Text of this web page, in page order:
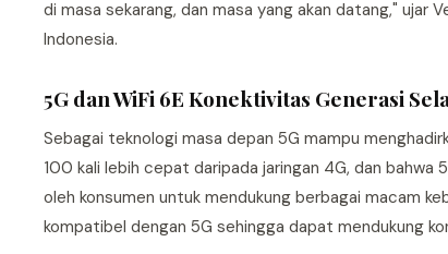
di masa sekarang, dan masa yang akan datang," ujar
Indonesia.
5G dan WiFi 6E Konektivitas Generasi
Sebagai teknologi masa depan 5G mampu
100 kali lebih cepat daripada jaringan 4G, dan bahwa
oleh konsumen untuk mendukung berbagai macam
kompatibel dengan 5G sehingga dapat mendukung